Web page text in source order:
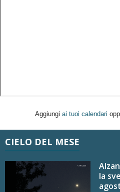
Aggiungi ai tuoi calendari
CIELO DEL MESE
la